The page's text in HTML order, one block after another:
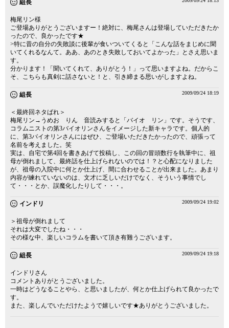
組長
梅尾リン様
ご登場ありがとうございますー！絶対に、梅尾さんは登場していただきたか
ったので、良かったです★
>特に昔の自分の失敗談に後輩が食いついてくると「こんな話をまじめに聞
いてくれるなんて。ああ、あのとき失敗しておいてよかった」とさえ思いま
す。
分かります！「聞いてくれて、ありがとう！」って思いますよね。だからこ
そ、こちらも真剣に話さないと！と、引き締まる思いがしますよね。
組長 2009/09/24 18:19
＜最終回ネタばれ＞
梅尾リン→うめお りん 音読みすると「バイオ リン」です。そうです、
コラムニストの第3バイオリンさんをイメージした新キャラです。個人的
に、第3バイオリンさんにはぜひ、ご登場いただきたかったので、頑張って
名前を考えました。笑
実は、自宅で第4回を書きあげて投稿し、この回の冒頭数行を執筆中に、祖
母が倒れまして、最終話を仕上げられないのでは！？と心配になりました
が、祖母の入院中に何とか仕上げ、間に合わせることが出来ました。あまり
内容が練れていないのは、文才に乏しいだけでなく、そういう事情でし
て・・・とか、誤魔化したりして・・・。
インドリ 2009/09/24 19:02
＞祖母が倒れまして
それは大変でしたね・・・
その様な中、楽しいコラムを書いて頂き有難うございます。
組長 2009/09/24 19:18
インドリさん
コメントありがとうございました。
一時はどうなることやら、と思いましたが、何とか仕上げられて良かったで
す。
また、楽しんでいただけたようで嬉しいです★ありがとうございました。